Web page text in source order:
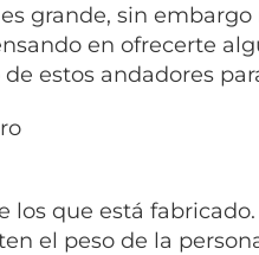
grande, sin
en ofrecerte
estos andadores
los que está
el peso de la